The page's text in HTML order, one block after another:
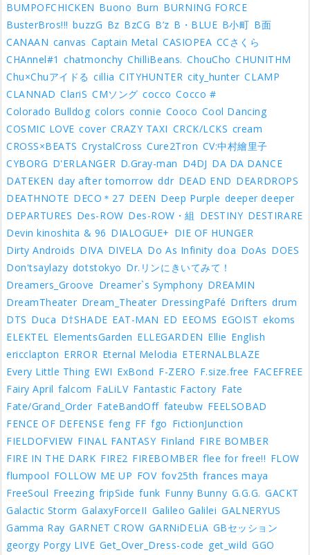
BUMPOFCHICKEN Buono Burn BURNING FORCE
BusterBros!!! buzzG Bz BzCG B’z B・BLUE B小町 B面
CANAAN canvas Captain Metal CASIOPEA CCさくら
CHAnnel#1 chatmonchy ChilliBeans. ChouCho CHUNITHM
Chu×Chuアイドる cillia CITYHUNTER city_hunter CLAMP
CLANNAD ClariS CMソング cocco Cocco #
Colorado Bulldog colors connie Cooco Cool Dancing
COSMIC LOVE cover CRAZY TAXI CRCK/LCKS cream
CROSS×BEATS CrystalCross Cure2Tron CV:中村繪里子
CYBORG D'ERLANGER D.Gray-man D4DJ DA DA DANCE
DATEKEN day after tomorrow ddr DEAD END DEARDROPS
DEATHNOTE DECO＊27 DEEN Deep Purple deeper deeper
DEPARTURES Des-ROW Des-ROW・組 DESTINY DESTIRARE
Devin kinoshita & 96 DIALOGUE+ DIE OF HUNGER
Dirty Androids DIVA DIVELA Do As Infinity doa DoAs DOES
Don'tsaylazy dotstokyo Dr.リンにきいてみて！
Dreamers_Groove Dreamer`s Symphony DREAMIN
DreamTheater Dream_Theater DressingPafé Drifters drum
DTS Duca D†SHADE EAT-MAN ED EEOMS EGOIST ekoms
ELEKTEL ElementsGarden ELLEGARDEN Ellie English
ericclapton ERROR Eternal Melodia ETERNALBLAZE
Every Little Thing EWI ExBond F-ZERO F.size.free FACEFREE
Fairy April falcom FaLiLV Fantastic Factory Fate
Fate/Grand_Order FateBandOff fateubw FEELSOBAD
FENCE OF DEFENSE feng FF fgo FictionJunction
FIELDOFVIEW FINAL FANTASY Finland FIRE BOMBER
FIRE IN THE DARK FIRE2 FIREBOMBER flee for free!! FLOW
flumpool FOLLOW ME UP FOV fov25th frances maya
FreeSoul Freezing fripSide funk Funny Bunny G.G.G. GACKT
Galactic Storm GalaxyForceII Galileo Galilei GALNERYUS
Gamma Ray GARNET CROW GARNiDELiA GBセッション
georgy Porgy LIVE Get_Over_Dress-code get_wild GGO